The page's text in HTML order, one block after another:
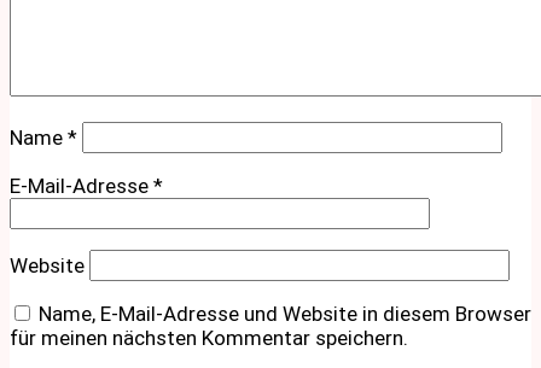
Name *
E-Mail-Adresse *
Website
Name, E-Mail-Adresse und Website in diesem Browser
für meinen nächsten Kommentar speichern.